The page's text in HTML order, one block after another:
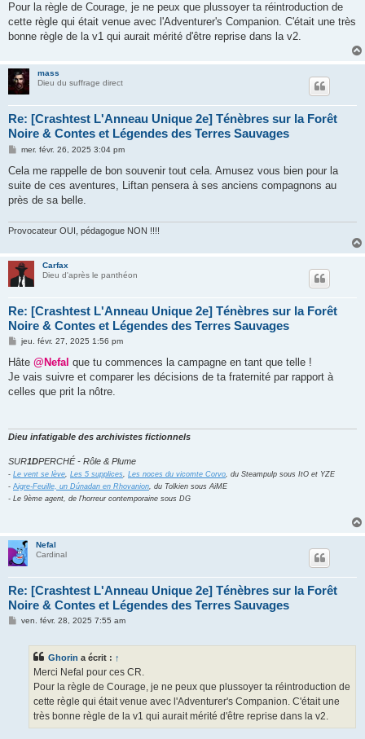
a
g
Pour la règle de Courage, je ne peux que plussoyer ta réintroduction de
cette règle qui était venue avec l'Adventurer's Companion. C'était une très
bonne règle de la v1 qui aurait mérité d'être reprise dans la v2.
mass
Dieu du suffrage direct
Re: [Crashtest L'Anneau Unique 2e] Ténèbres sur la Forêt
Noire & Contes et Légendes des Terres Sauvages
M
s
a
g
mer. févr. 26, 2025 3:04 pm
Cela me rappelle de bon souvenir tout cela. Amusez vous bien pour la
suite de ces aventures, Liftan pensera à ses anciens compagnons au
près de sa belle.
Provocateur OUI, pédagogue NON !!!!
Carfax
Dieu d'après le panthéon
Re: [Crashtest L'Anneau Unique 2e] Ténèbres sur la Forêt
Noire & Contes et Légendes des Terres Sauvages
M
s
a
g
jeu. févr. 27, 2025 1:56 pm
Hâte @Nefal que tu commences la campagne en tant que telle !
Je vais suivre et comparer les décisions de ta fraternité par rapport à
celles que prit la nôtre.
Dieu infatigable des archivistes fictionnels
SUR1DPERCHÉ - Rôle & Plume
- Le vent se lève Les 5 supplices Les noces du vicomte Corvo , du Steampulp sous ItO et YZE
- Aigre-Feuille, un Dúnadan en Rhovanion , du Tolkien sous AiME
- Le 9ème agent, de l'horreur contemporaine sous DG
Nefal
Cardinal
Re: [Crashtest L'Anneau Unique 2e] Ténèbres sur la Forêt
Noire & Contes et Légendes des Terres Sauvages
Mven. févr. 28, 2025 7:55 am
Ghorin a écrit : ↑
Merci Nefal pour ces CR.
Pour la règle de Courage, je ne peux que plussoyer ta réintroduction de
cette règle qui était venue avec l'Adventurer's Companion. C'était une
très bonne règle de la v1 qui aurait mérité d'être reprise dans la v2.